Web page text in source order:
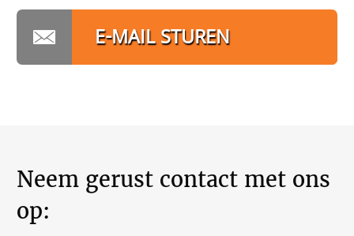
E-MAIL STUREN
Neem gerust contact met ons
op: